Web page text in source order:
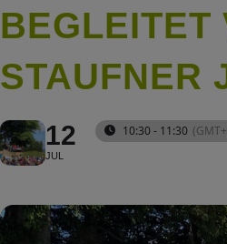
BEGLEITET
STAUFNER
12
JUL
10:30 - 11:30